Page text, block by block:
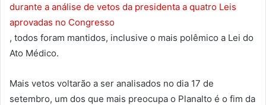
durante a análise de vetos da presidenta a quatro Leis
aprovadas no Congresso
, todos foram mantidos, inclusive o mais polêmico a Lei do
Ato Médico.
Mais vetos voltarão a ser analisados no dia 17 de
setembro, um dos que mais preocupa o Planalto é o fim da